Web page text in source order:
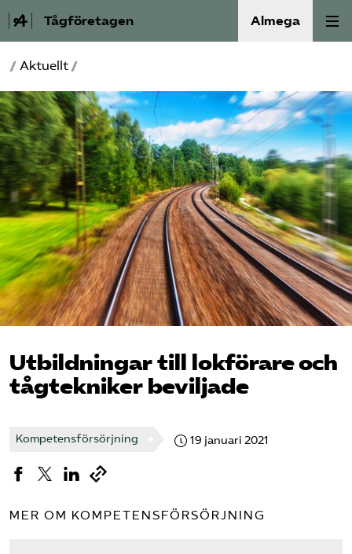
Tågföretagen Almega
Aktuellt
Reformagenda för järnvägen
Våra frågor
Aktiviteter
Om oss
Kontakt
Mina sidor (almega.se)
Bli medlem
Sök på tagforetagen.se
/ Aktuellt /
Utbildningar till lokförare och
tågtekniker beviljade
Kompetensförsörjning 19 januari 2021
MER OM KOMPETENSFÖRSÖRJNING